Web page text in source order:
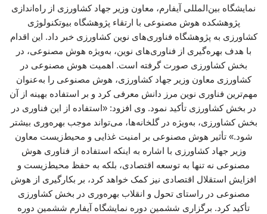
نمایشگاه بین‌المللی آیفارم، معاون وزیر جهاد کشاورزی از راه‌اندازی
پژوهشکده هوش مصنوعی با ارتقاء پژوهشگاه بیوتکنولوژی
کشاورزی به پژوهشگاه فناوری‌های نوین کشاورزی خبر داد. این اقدام
با هدف بهره‌گیری از فناوری‌های نوین، به‌ویژه هوش مصنوعی، در
بخش کشاورزی صورت گرفته است. اهمیت هوش مصنوعی در
کشاورزی معاون وزیر جهاد کشاورزی، هوش مصنوعی را به‌عنوان
مهم‌ترین فناوری نوین مرز دانش معرفی کرد و بر استفاده بهینه از آن
در بخش کشاورزی تأکید نمود. وی افزود: «استفاده از این فناوری در
بخش کشاورزی، به‌ویژه در گلخانه‌ها، می‌تواند موجب بهره‌وری بیشتر
شود.» تأثیر هوش مصنوعی بر امنیت غذایی و محیط‌زیست معاون
وزیر جهاد کشاورزی با اشاره به اینکه استفاده از فناوری هوش
مصنوعی نه تنها به توسعه اقتصادی، بلکه به حفظ محیط‌زیست و
افزایش استقلال اقتصادی نیز کمک خواهد کرد، بر بکارگیری از هوش
مصنوعی در راستای تحول و انقلاب بهره‌وری در بخش کشاورزی
تأکید کرد. برگزاری ششمین دوره نمایشگاه آیفارم ششمین دوره